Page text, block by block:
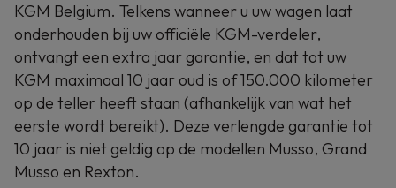
KGM Belgium. Telkens wanneer u uw wagen laat
onderhouden bij uw officiële KGM-verdeler,
ontvangt een extra jaar garantie, en dat tot uw
KGM maximaal 10 jaar oud is of 150.000 kilometer
op de teller heeft staan (afhankelijk van wat het
eerste wordt bereikt). Deze verlengde garantie tot
10 jaar is niet geldig op de modellen Musso, Grand
Musso en Rexton.